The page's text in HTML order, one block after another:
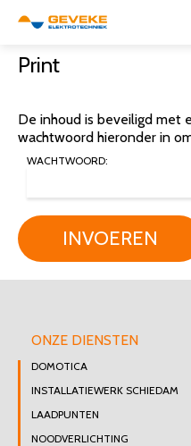
Print
De inhoud is beveiligd met
wachtwoord hieronder in
WACHTWOORD:
INVOEREN
ONZE DIENSTEN
DOMOTICA
INSTALLATIEWERK SCHIEDAM
LAADPUNTEN
NOODVERLICHTING